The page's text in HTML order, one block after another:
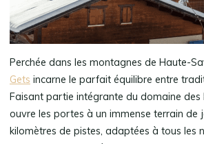
Perchée dans les montagnes de Haute-
Gets incarne le parfait équilibre entre
Faisant partie intégrante du domaine des
ouvre les portes à un immense terrain de
kilomètres de pistes, adaptées à tous les